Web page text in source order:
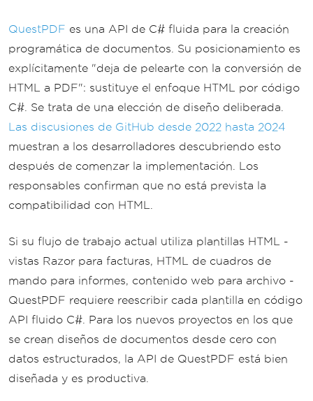
WaitUntil
= new[]
{
WaitUntilNavigation.Networkidle0
}
});
PdfOptions
{
Format
=
PaperForma
t.A4,
PrintBackground
=
});
return result
catch
(Exception ex ) when (e
x
NavigationException or
TargetCl
// Browser crashed — rep
lace it
            browser
?.Dispose ();
            browser
=
Puppetee
{
QuestPDF es una API de C# fluida para la creación
programática de documentos. Su posicionamiento es
explícitamente "deja de pelearte con la conversión de
HTML a PDF": sustituye el enfoque HTML por código
C#. Se trata de una elección de diseño deliberada.
Las discusiones de GitHub desde 2022 hasta 2024
muestran a los desarrolladores descubriendo esto
después de comenzar la implementación. Los
responsables confirman que no está prevista la
compatibilidad con HTML.
Si su flujo de trabajo actual utiliza plantillas HTML -
vistas Razor para facturas, HTML de cuadros de
mando para informes, contenido web para archivo -
QuestPDF requiere reescribir cada plantilla en código
API fluido C#. Para los nuevos proyectos en los que
se crean diseños de documentos desde cero con
datos estructurados, la API de QuestPDF está bien
diseñada y es productiva.